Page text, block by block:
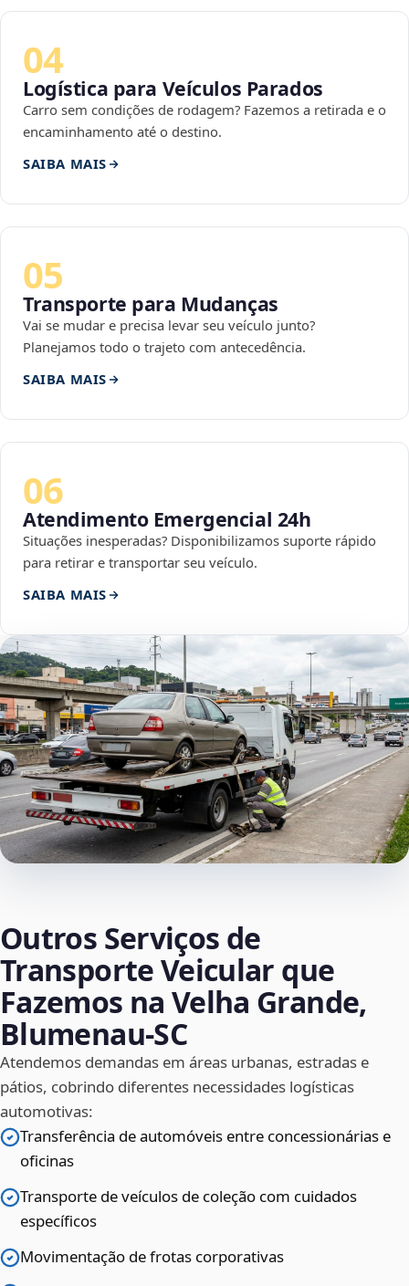
04
Logística para Veículos Parados
Carro sem condições de rodagem? Fazemos a retirada e o
encaminhamento até o destino.
SAIBA MAIS
05
Transporte para Mudanças
Vai se mudar e precisa levar seu veículo junto?
Planejamos todo o trajeto com antecedência.
SAIBA MAIS
06
Atendimento Emergencial 24h
Situações inesperadas? Disponibilizamos suporte rápido
para retirar e transportar seu veículo.
SAIBA MAIS
Outros Serviços de
Transporte Veicular que
Fazemos na Velha Grande,
Blumenau‑SC
Atendemos demandas em áreas urbanas, estradas e
pátios, cobrindo diferentes necessidades logísticas
automotivas:
Transferência de automóveis entre concessionárias e
oficinas
Transporte de veículos de coleção com cuidados
específicos
Movimentação de frotas corporativas